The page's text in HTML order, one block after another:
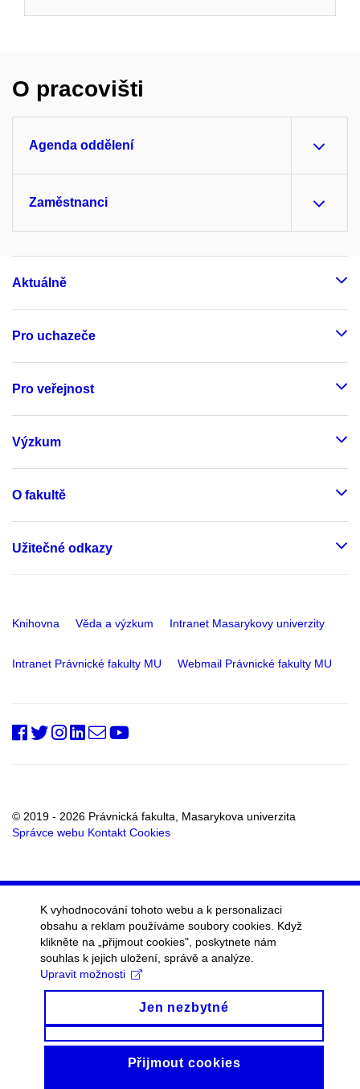
O pracovišti
Agenda oddělení
Zaměstnanci
Aktuálně
Pro uchazeče
Pro veřejnost
Výzkum
O fakultě
Užitečné odkazy
Knihovna Věda a výzkum Intranet Masarykovy univerzity
Intranet Právnické fakulty MU Webmail Právnické fakulty MU
© 2019 - 2026 Právnická fakulta, Masarykova univerzita
Správce webu Kontakt Cookies
PrfMUni
@PrF_MU
@muni_prf
prfmuni
Oddělení
Fakultní
K vyhodnocování tohoto webu a k personalizaci
obsahu a reklam používáme soubory cookies. Když
klikněte na „přijmout cookies", poskytnete nám
souhlas k jejich uložení, správě a analýze.
Upravit možnosti
Jen nezbytné
Přijmout cookies